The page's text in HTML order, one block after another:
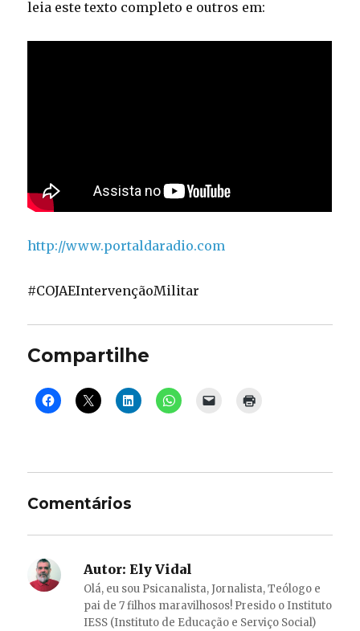
leia este texto completo e outros em:
http://www.portaldaradio.com
#COJAEIntervençãoMilitar
Compartilhe
Comentários
Autor: Ely Vidal
Olá, eu sou Psicanalista, Jornalista, Teólogo e
pai de 7 filhos maravilhosos! Presido o Instituto
IESS (Instituto de Educação e Serviço Social)